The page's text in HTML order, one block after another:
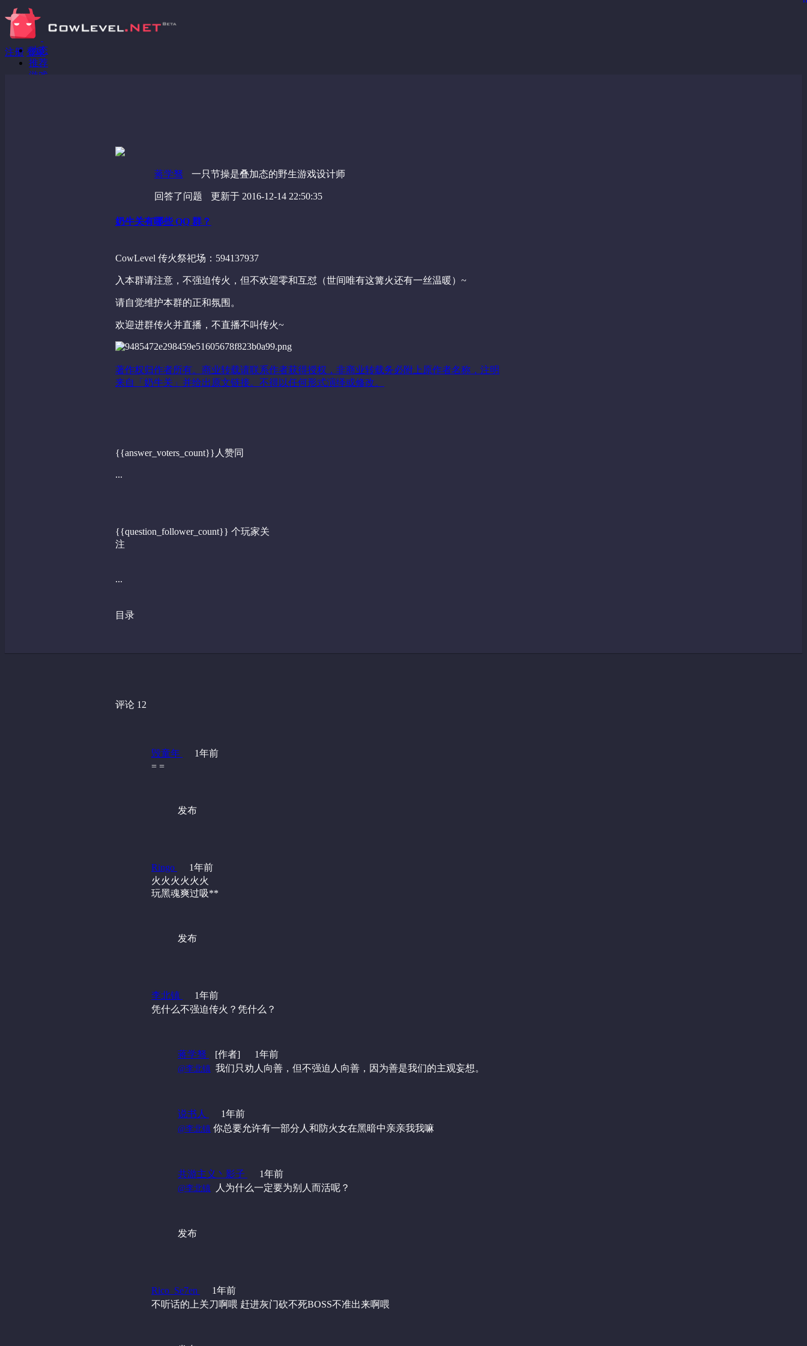
注册 登录
动态
推荐
游戏
蒋学驽 一只节操是叠加态的野生游戏设计师
回答了问题 更新于 2016-12-14 22:50:35
奶牛关有哪些 QQ 群？
CowLevel 传火祭祀场：594137937
入本群请注意，不强迫传火，但不欢迎零和互怼（世间唯有这篝火还有一丝温暖）~
请自觉维护本群的正和氛围。
欢迎进群传火并直播，不直播不叫传火~
著作权归作者所有。商业转载请联系作者获得授权，非商业转载务必附上原作者名称，注明
来自「奶牛关」并给出原文链接。不得以任何形式演绎或修改。
{{answer_voters_count}}人赞同
...
{{question_follower_count}} 个玩家关
注
...
目录
评论 12
毁童年
1年前
= =
发布
Ringo
1年前
火火火火火火
玩黑魂爽过吸**
发布
李北镇
1年前
凭什么不强迫传火？凭什么？
蒋学驽 [作者] 1年前
@李北镇 ‍ 我们只劝人向善，但不强迫人向善，因为善是我们的主观妄想。
说书人 1年前
@李北镇 ‍ 你总要允许有一部分人和防火女在黑暗中亲亲我我嘛
共游主义丶影子 1年前
@李北镇 ‍ 人为什么一定要为别人而活呢？
发布
Rico_Se7en
1年前
不听话的上关刀啊喂 赶进灰门砍不死BOSS不准出来啊喂